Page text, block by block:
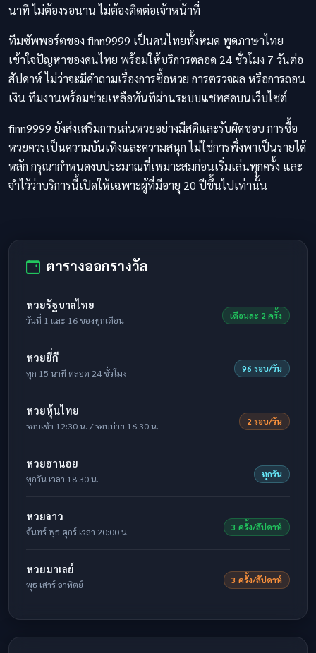
นาที ไม่ต้องรอนาน ไม่ต้องติดต่อเจ้าหน้าที่
ทีมซัพพอร์ตของ finn9999 เป็นคนไทยทั้งหมด พูดภาษาไทย
เข้าใจปัญหาของคนไทย พร้อมให้บริการตลอด 24 ชั่วโมง 7 วันต่อ
สัปดาห์ ไม่ว่าจะมีคำถามเรื่องการซื้อหวย การตรวจผล หรือการถอน
เงิน ทีมงานพร้อมช่วยเหลือทันทีผ่านระบบแชทสดบนเว็บไซต์
finn9999 ยังส่งเสริมการเล่นหวยอย่างมีสติและรับผิดชอบ การซื้อ
หวยควรเป็นความบันเทิงและความสนุก ไม่ใช่การพึ่งพาเป็นรายได้
หลัก กรุณากำหนดงบประมาณที่เหมาะสมก่อนเริ่มเล่นทุกครั้ง และ
จำไว้ว่าบริการนี้เปิดให้เฉพาะผู้ที่มีอายุ 20 ปีขึ้นไปเท่านั้น
ตารางออกรางวัล
หวยรัฐบาลไทย
วันที่ 1 และ 16 ของทุกเดือน เดือนละ 2 ครั้ง
หวยยี่กี
ทุก 15 นาที ตลอด 24 ชั่วโมง 96 รอบ/วัน
หวยหุ้นไทย
รอบเช้า 12:30 น. / รอบบ่าย 16:30 น. 2 รอบ/วัน
หวยฮานอย
ทุกวัน เวลา 18:30 น. ทุกวัน
หวยลาว
จันทร์ พุธ ศุกร์ เวลา 20:00 น. 3 ครั้ง/สัปดาห์
หวยมาเลย์
พุธ เสาร์ อาทิตย์ 3 ครั้ง/สัปดาห์